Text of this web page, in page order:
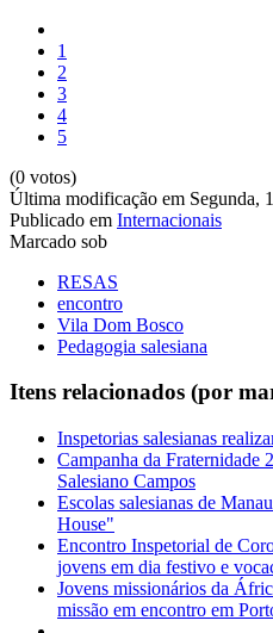
1
2
3
4
5
(0 votos)
Última modificação em Segunda,
Publicado em Internacionais
Marcado sob
RESAS
encontro
Vila Dom Bosco
Pedagogia salesiana
Itens relacionados (por
Inspetorias salesianas
Campanha da Fraternidade
Salesiano Campos
Escolas salesianas de
House"
Encontro Inspetorial de
jovens em dia festivo e
Jovens missionários da
missão em encontro em